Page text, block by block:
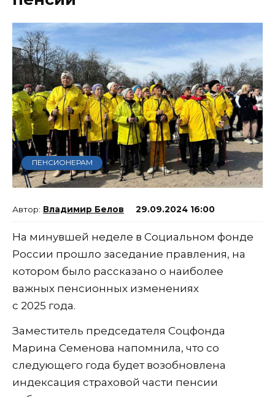
ПЕНСИОНЕРАМ
Владимир Белов 29.09.2024 16:00
На минувшей неделе в Социальном фонде
России прошло заседание правления, на
котором было рассказано о наиболее
важных пенсионных изменениях
с 2025 года.
Заместитель председателя Соцфонда
Марина Семенова напомнила, что со
следующего года будет возобновлена
индексация страховой части пенсии